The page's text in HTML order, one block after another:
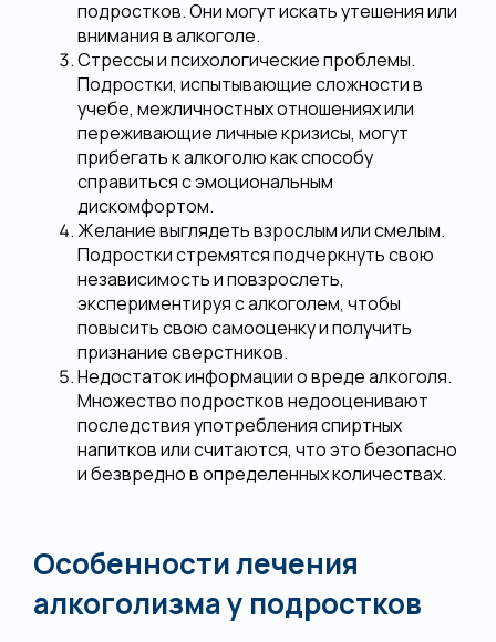
подростков. Они могут искать утешения или
внимания в алкоголе.
Стрессы и психологические проблемы.
Подростки, испытывающие сложности в
учебе, межличностных отношениях или
переживающие личные кризисы, могут
прибегать к алкоголю как способу
справиться с эмоциональным
дискомфортом.
Желание выглядеть взрослым или смелым.
Подростки стремятся подчеркнуть свою
независимость и повзрослеть,
экспериментируя с алкоголем, чтобы
повысить свою самооценку и получить
признание сверстников.
Недостаток информации о вреде алкоголя.
Множество подростков недооценивают
последствия употребления спиртных
напитков или считаются, что это безопасно
и безвредно в определенных количествах.
Особенности лечения
алкоголизма у подростков